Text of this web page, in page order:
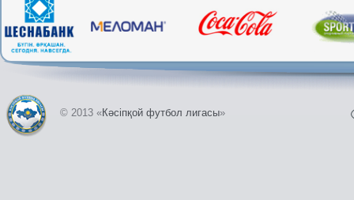
© 2013 «Кәсіпқой футбол лигасы»